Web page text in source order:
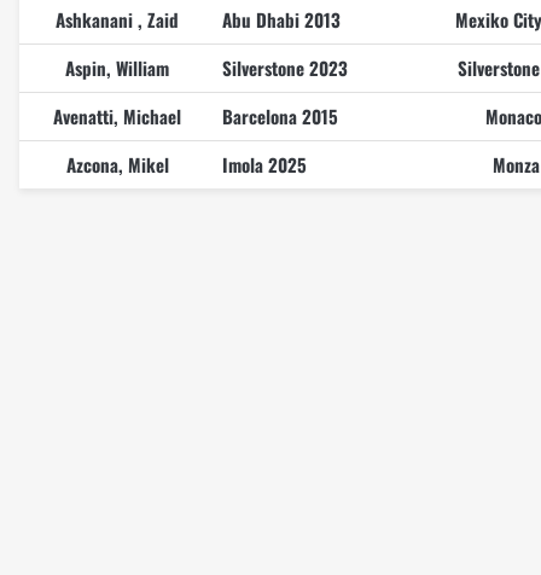
Ashkanani , Zaid
Abu Dhabi 2013
Mexiko
Aspin, William
Silverstone 2023
Avenatti, Michael
Barcelona 2015
Azcona, Mikel
Imola 2025